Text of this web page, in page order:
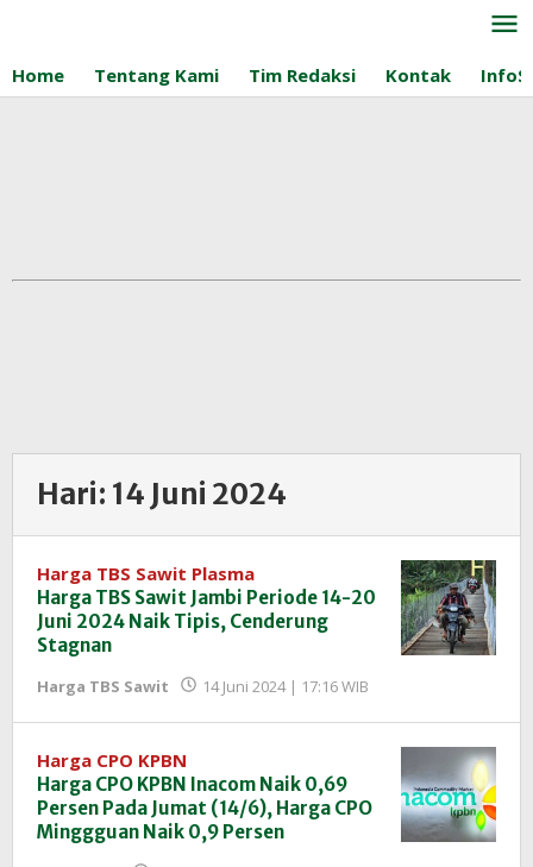
konten
Home Tentang Kami Tim Redaksi Kontak
Hari: 14 Juni 2024
Harga TBS Sawit Plasma
Harga TBS Sawit Jambi Periode 14-20
Juni 2024 Naik Tipis, Cenderung
Stagnan
Harga TBS Sawit 14 Juni 2024 | 17:16 WIB
InfoSAWIT
Harga CPO KPBN
Harga CPO KPBN Inacom Naik 0,69
Persen Pada Jumat (14/6), Harga CPO
Minggguan Naik 0,9 Persen